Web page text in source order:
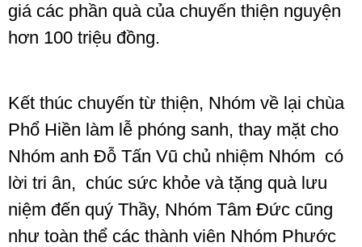
giá các phần quà của chuyến thiện nguyện
hơn 100 triệu đồng.
Kết thúc chuyến từ thiện, Nhóm về lại chùa
Phổ Hiền làm lễ phóng sanh, thay mặt cho
Nhóm anh Đỗ Tấn Vũ chủ nhiệm Nhóm có
lời tri ân, chúc sức khỏe và tặng quà lưu
niệm đến quý Thầy, Nhóm Tâm Đức cũng
như toàn thể các thành viên Nhóm Phước